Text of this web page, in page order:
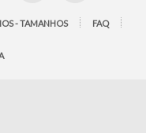
- TAMANHOS FAQ